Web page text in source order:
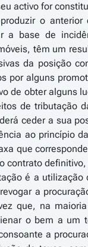
activo for
o
a base de
têm um
da posição
por alguns
de obter alguns
de tributação
ceder a sua
ao princípio
que
contrato
é a
a
que, na
o bem a um
a